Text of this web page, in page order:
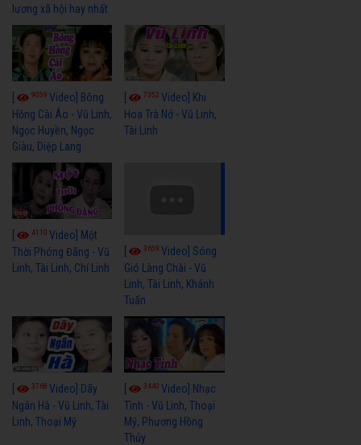
lương xã hội hay nhất
9059 Video] Bông
Hồng Cài Áo - Vũ Linh,
Ngọc Huyền, Ngọc
Giàu, Diệp Lang
7352Video] Khi
Hoa Trà Nở - Vũ Linh,
Tài Linh
4110 Video] Một
Thời Phóng Đãng - Vũ
Linh, Tài Linh, Chí Linh
3659Video] Sóng
Gió Làng Chài - Vũ
Linh, Tài Linh, Khánh
Tuấn
3768 Video] Dãy
Ngân Hà - Vũ Linh, Tài
Linh, Thoại Mỹ
3440Video] Nhạc
Tình - Vũ Linh, Thoại
Mỹ, Phương Hồng
Thủy